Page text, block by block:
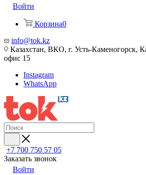
Войти
Корзина0
info@tok.kz
Казахстан, ВКО, г. Усть-Каменогорск,
офис 15
Instagram
WhatsApp
+7 700 750 57 05
Заказать звонок
Войти